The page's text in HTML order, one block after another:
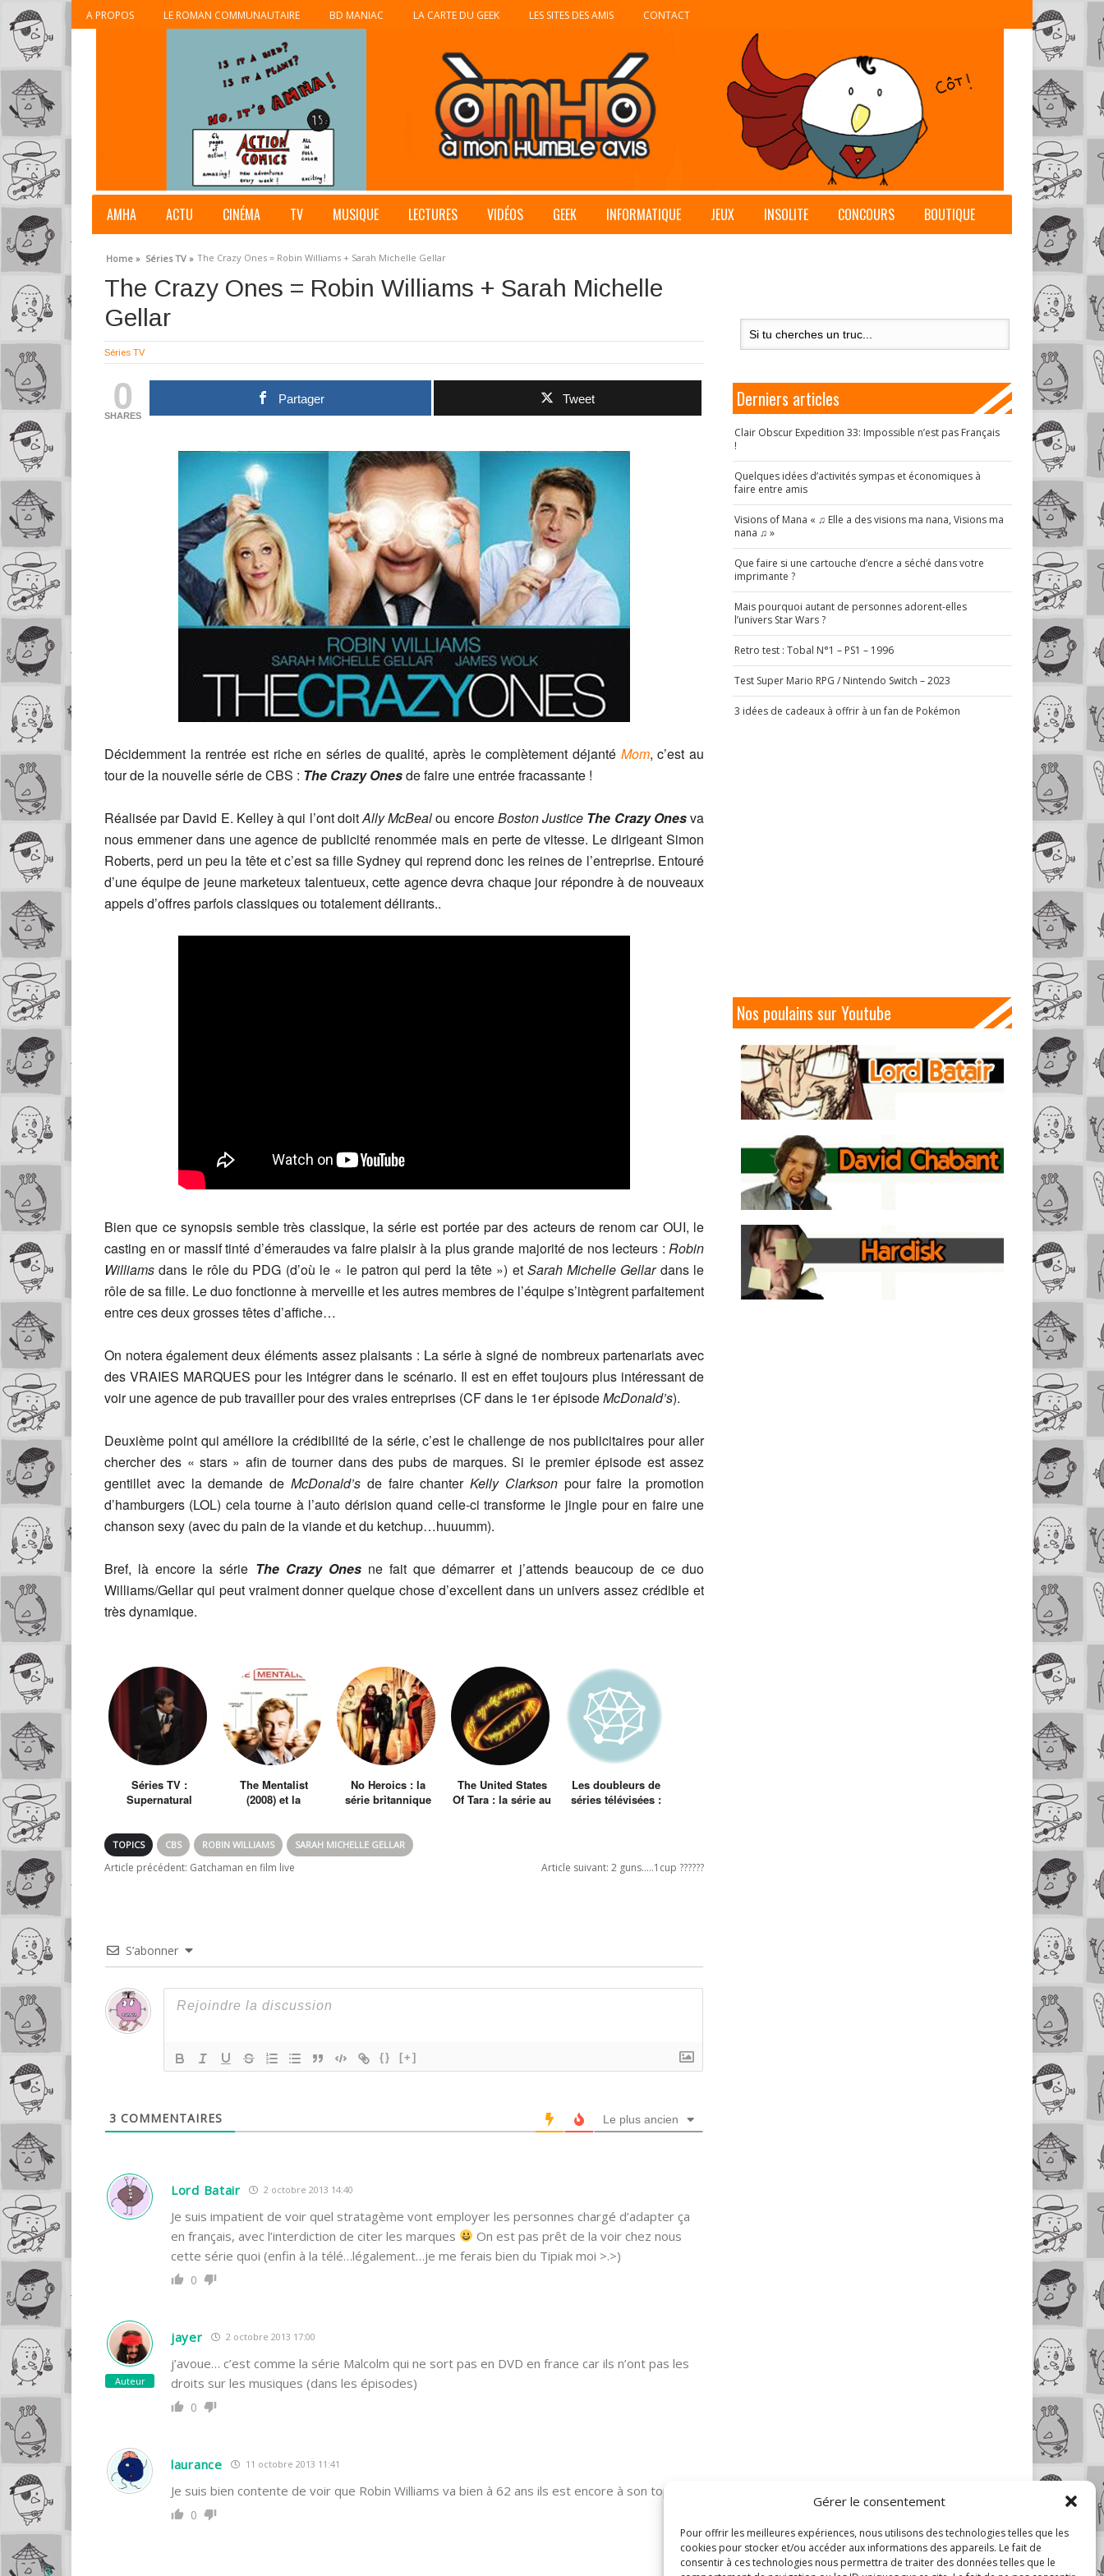
Gérer le consentement
Pour offrir les meilleures expériences, nous utilisons des technologies telles que les
cookies pour stocker et/ou accéder aux informations des appareils. Le fait de
consentir à ces technologies nous permettra de traiter des données telles que le
A PROPOS LE ROMAN COMMUNAUTAIRE BD MANIAC LA CARTE DU GEEK LES SITES DES AMIS CONTACT
AMHA ACTU CINÉMA TV MUSIQUE LECTURES VIDÉOS GEEK INFORMATIQUE JEUX INSOLITE CONCOURS BOUTIQUE
Home » Séries TV » The Crazy Ones = Robin Williams + Sarah Michelle Gellar
The Crazy Ones = Robin Williams + Sarah Michelle
Gellar
Séries TV
0
SHARES
Partager Tweet
Décidemment la rentrée est riche en séries de qualité, après le complètement déjanté Mom, c’est au
tour de la nouvelle série de CBS : The Crazy Onesde faire une entrée fracassante !
Réalisée par David E. Kelley à qui l’ont doitAlly McBealou encoreBoston Justice The Crazy Onesva
nous emmener dans une agence de publicité renommée mais en perte de vitesse. Le dirigeant Simon
Roberts, perd un peu la tête et c’est sa fille Sydney qui reprend donc les reines de l’entreprise. Entouré
d’une équipe de jeune marketeux talentueux, cette agence devra chaque jour répondre à de nouveaux
appels d’offres parfois classiques ou totalement délirants..
Bien que ce synopsis semble très classique, la série est portée par des acteurs de renom car OUI, le
casting en or massif tinté d’émeraudes va faire plaisir à la plus grande majorité de nos lecteurs : Robin
Williams dans le rôle du PDG (d’où le « le patron qui perd la tête ») et Sarah Michelle Gellardans le
rôle de sa fille. Le duo fonctionne à merveille et les autres membres de l’équipe s’intègrent parfaitement
entre ces deux grosses têtes d’affiche…
On notera également deux éléments assez plaisants : La série à signé de nombreux partenariats avec
des VRAIES MARQUES pour les intégrer dans le scénario. Il est en effet toujours plus intéressant de
voir une agence de pub travailler pour des vraies entreprises (CF dans le 1er épisodeMcDonald’s).
Deuxième point qui améliore la crédibilité de la série, c’est le challenge de nos publicitaires pour aller
chercher des « stars » afin de tourner dans des pubs de marques. Si le premier épisode est assez
gentillet avec la demande de McDonald’sde faire chanterKelly Clarksonpour faire la promotion
d’hamburgers (LOL) cela tourne à l’auto dérision quand celle-ci transforme le jingle pour en faire une
chanson sexy (avec du pain de la viande et du ketchup…huuumm).
Bref, là encore la série The Crazy Onesne fait que démarrer et j’attends beaucoup de ce duo
Williams/Gellar qui peut vraiment donner quelque chose d’excellent dans un univers assez crédible et
très dynamique.
Séries TV :
Supernatural
The Mentalist
(2008) et la
No Heroics : la
série britannique
The United States
Of Tara : la série au
Les doubleurs de
séries télévisées :
TOPICS CBS ROBIN WILLIAMS SARAH MICHELLE GELLAR
Article précédent: Gatchaman en film live Article suivant: 2 guns…..1cup ??????
S’abonner
{} [+]
3 COMMENTAIRES Le plus ancien
Lord Batair 2 octobre 2013 14:40
Je suis impatient de voir quel stratagème vont employer les personnes chargé d’adapter ça
en français, avec l’interdiction de citer les marques
On est pas prêt de la voir chez nous
cette série quoi (enfin à la télé…légalement…je me ferais bien du Tipiak moi >.>)
0
Auteur
jayer 2 octobre 2013 17:00
j’avoue… c’est comme la série Malcolm qui ne sort pas en DVD en france car ils n’ont pas les
droits sur les musiques (dans les épisodes)
0
laurance 11 octobre 2013 11:41
Je suis bien contente de voir que Robin Williams va bien à 62 ans ils est encore à son top
0
Derniers articles
Clair Obscur Expedition 33: Impossible n’est pas Français
!
Quelques idées d’activités sympas et économiques à
faire entre amis
Visions of Mana « ♫ Elle a des visions ma nana, Visions ma
nana ♫ »
Que faire si une cartouche d’encre a séché dans votre
imprimante ?
Mais pourquoi autant de personnes adorent-elles
l’univers Star Wars ?
Retro test : Tobal N°1 – PS1 – 1996
Test Super Mario RPG / Nintendo Switch – 2023
3 idées de cadeaux à offrir à un fan de Pokémon
Nos poulains sur Youtube
3